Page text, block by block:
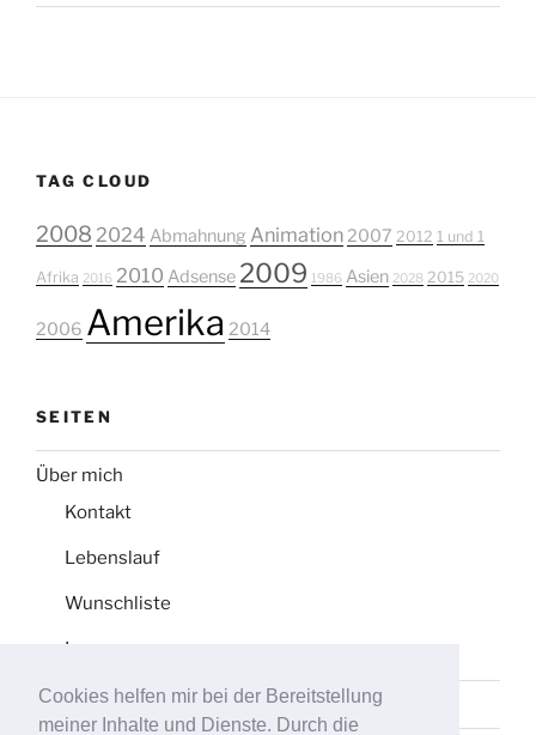
Cookies helfen mir bei der Bereitstellung
meiner Inhalte und Dienste. Durch die
TAG CLOUD
2008 2024 Abmahnung Animation 2007 2012 1 und 1
Afrika 2016 2010 Adsense 2009 1986 Asien 2028 2015 2020
2006 Amerika 2014
SEITEN
Über mich
Kontakt
Lebenslauf
Wunschliste
Impressum
Datenschutz